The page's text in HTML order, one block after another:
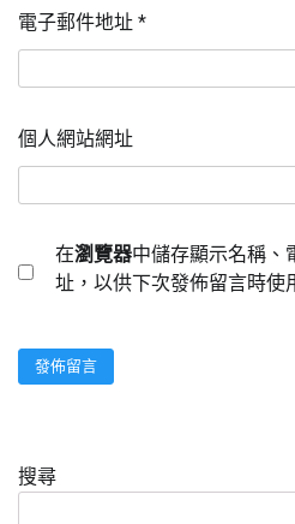
電子郵件地址 *
個人網站網址
在瀏覽器中儲存顯示名稱、
址，以供下次發佈留言時使
搜尋